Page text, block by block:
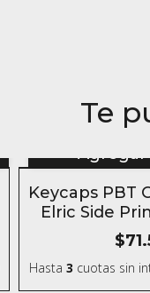
Te
Keycaps PBT
Elric Side
Fullmetal
Hasta 3 cuotas sin